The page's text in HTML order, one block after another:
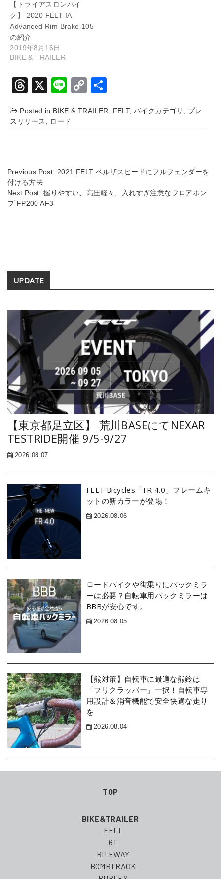
【トライアスロンバイ
ク】 2020 FELT IA
Advanced Rim Brake 105
の紹介
2019年8月16日
BIKE & TRAILER
T
e
a
X
Li
e
C
p
y
k
Posted in BIKE & TRAILER FELT,バイクカテゴリ
プレ
スリリース
ロード
Previous Post: 2021 FELT ベルザスピードにフルフェンダーを
付ける方法
Next Post:握りやすい、高圧軽々、入れすぎ注意なフロアポン
プ FP200 AF3
Secondary
UPDATE
【東京都足立区】 荒川BASEにてNEXAR
TESTRIDE開催 9/5-9/27
2026.08.07
FELT Bicycles「FR 4.0」フレームキ
ットの新カラーが登場！
2026.08.06
ロードバイクや街乗りにバックミラ
ーは必要？自転車用バックミラーは
BBBが安心です。
2026.08.05
【熊対策】自転車に最適な熊鈴は
「フリクラッパー」一択！自転車専
用設計＆消音機能で安全快適な走り
を
2026.08.04
TOP
BIKE&TRAILER
FELT
GT
RITEWAY
BOMBTRACK